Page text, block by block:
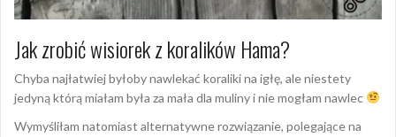
Jak zrobić wisiorek z koralików Hama?
Chyba najłatwiej byłoby nawlekać koraliki na igłę, ale niestety
jedyną którą miałam była za mała dla muliny i nie mogłam nawlec
Wymyśliłam natomiast alternatywne rozwiązanie, polegające na